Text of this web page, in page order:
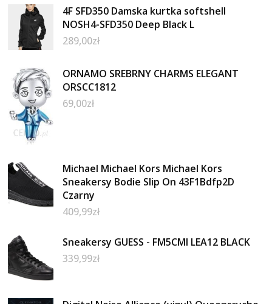
4F SFD350 Damska kurtka softshell
NOSH4-SFD350 Deep Black L
289,00zł
ORNAMO SREBRNY CHARMS ELEGANT
ORSCC1812
69,00zł
Michael Michael Kors Michael Kors
Sneakersy Bodie Slip On 43F1Bdfp2D
Czarny
409,99zł
Sneakersy GUESS - FM5CMI LEA12 BLACK
339,99zł